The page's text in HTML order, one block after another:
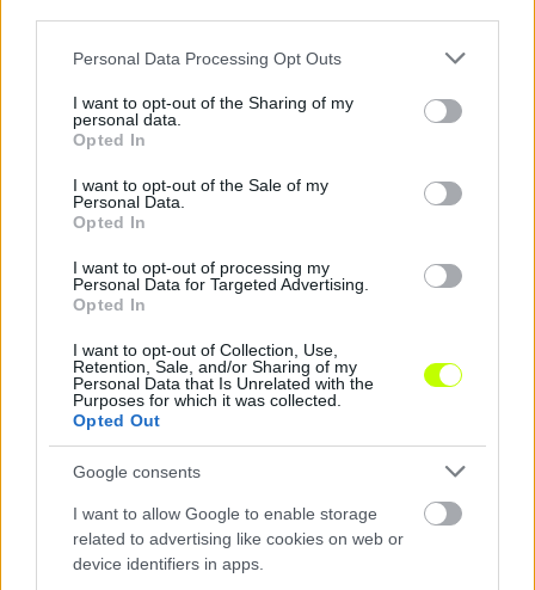
Please note that this website/app uses one or more Google
not limited to your visit or usage behaviour. You may click to
grant or deny consent to Google and its third-party tags to
use your data for below specified purposes in below Google
consent section.
Personal Data Processing Opt Outs
I want to opt-out of the Sharing of my
personal data.
Opted In
I want to opt-out of the Sale of my
Personal Data.
Opted In
I want to opt-out of processing my
Personal Data for Targeted Advertising.
Opted In
I want to opt-out of Collection, Use,
Retention, Sale, and/or Sharing of my
Personal Data that Is Unrelated with the
Purposes for which it was collected.
Opted Out
Google consents
I want to allow Google to enable storage
related to advertising like cookies on web or
device identifiers in apps.
Átmenetileg távozik a ZTE egyik nagy ígérete
szempontjából kifejezetten jó helyre.
2026.07.13.